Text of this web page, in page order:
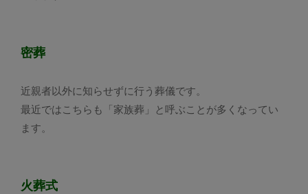
密葬
近親者以外に知らせずに行う葬儀です。
最近ではこちらも「家族葬」と呼ぶことが多くなってい
ます。
火葬式